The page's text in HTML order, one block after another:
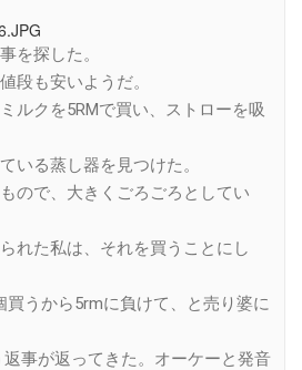
を探した。
段も安いようだ。
ルクを5RMで買い、ストローを吸
いる蒸し器を見つけた。
ので、大きくごろごろとしてい
れた私は、それを買うことにし
買うから5rmに負けて、と売り婆に
事が返ってきた。オーケーと発音